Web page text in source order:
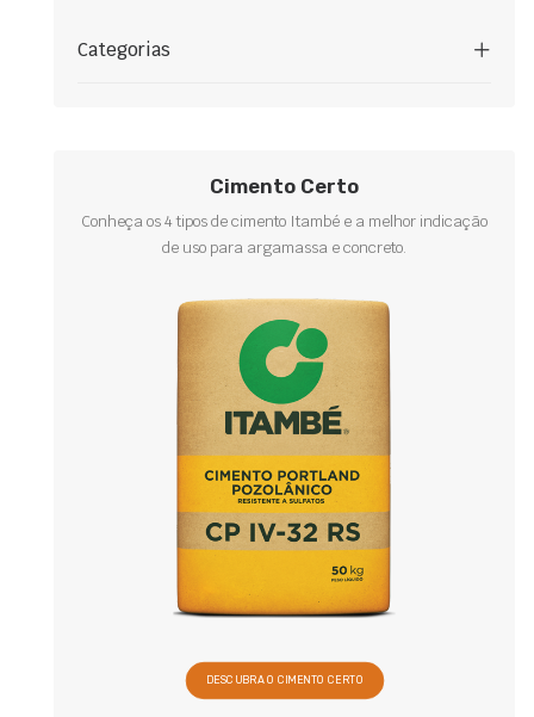
Categorias
Cimento Certo
Conheça os 4 tipos de cimento Itambé e a melhor indicação
de uso para argamassa e concreto.
DESCUBRA O CIMENTO CERTO